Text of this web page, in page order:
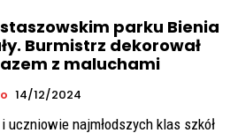
parku Bienia
Burmistrz dekorował
z maluchami
14/12/2024
uczniowie najmłodszych klas szkół